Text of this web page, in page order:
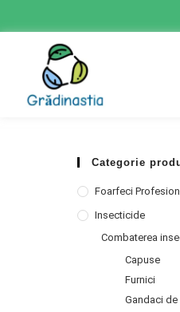
Categorie
Foarfeci
Insecticide
Combaterea
Capuse
Furnici
Gandaci